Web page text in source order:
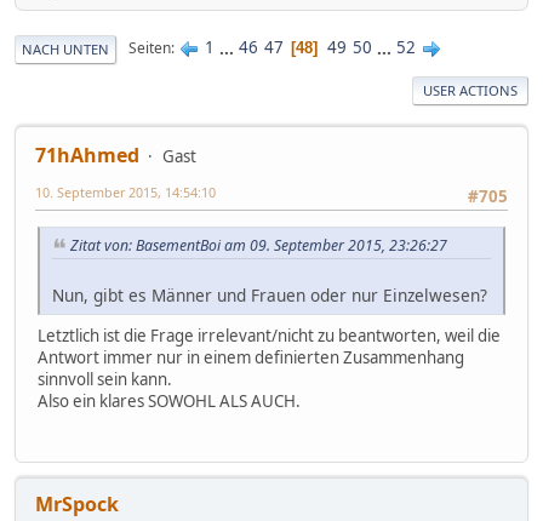
NACH UNTEN Seiten 1 ... 46 47 48 49 50 ... 52
USER ACTIONS
71hAhmed
Gast
#705
10. September 2015, 14:54:10
Zitat von: BasementBoi am 09. September 2015, 23:26:27
Nun, gibt es Männer und Frauen oder nur Einzelwesen?
Letztlich ist die Frage irrelevant/nicht zu beantworten, weil die
Antwort immer nur in einem definierten Zusammenhang
sinnvoll sein kann.
Also ein klares SOWOHL ALS AUCH.
MrSpock